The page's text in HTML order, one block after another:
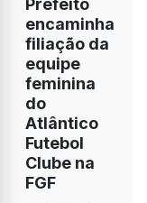
encaminha
filiação da
equipe
feminina
do
Atlântico
Futebol
Clube na
FGF